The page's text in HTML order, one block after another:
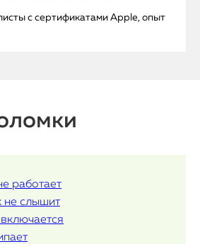
с сертификатами Apple, опыт
работает
не слышит